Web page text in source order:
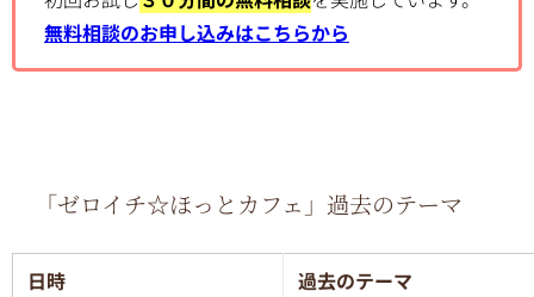
無料相談のお申し込みはこちらから
「ゼロイチ☆ほっとカフェ」過去のテーマ
日時
過去のテーマ